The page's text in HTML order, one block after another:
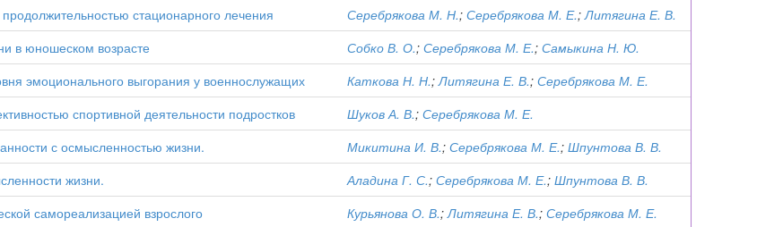
стационарного лечения Серебрякова М. Н.; Серебрякова М. Е.;Литягина Е. В.
в юношеском возрасте Собко В. О.; Серебрякова М. Е.; Самыкина Н. Ю.
эмоционального выгорания у военнослужащих Каткова Н. Н.;Литягина Е. В.; Серебрякова М. Е.
спортивной деятельности подростков Шуков А. В.; Серебрякова М. Е.
с осмысленностью жизни. Микитина И. В.; Серебрякова М. Е.; Шпунтова В. В.
жизни. Аладина Г. С.; Серебрякова М. Е.; Шпунтова В. В.
самореализацией взрослого Курьянова О. В.;Литягина Е. В.; Серебрякова М. Е.